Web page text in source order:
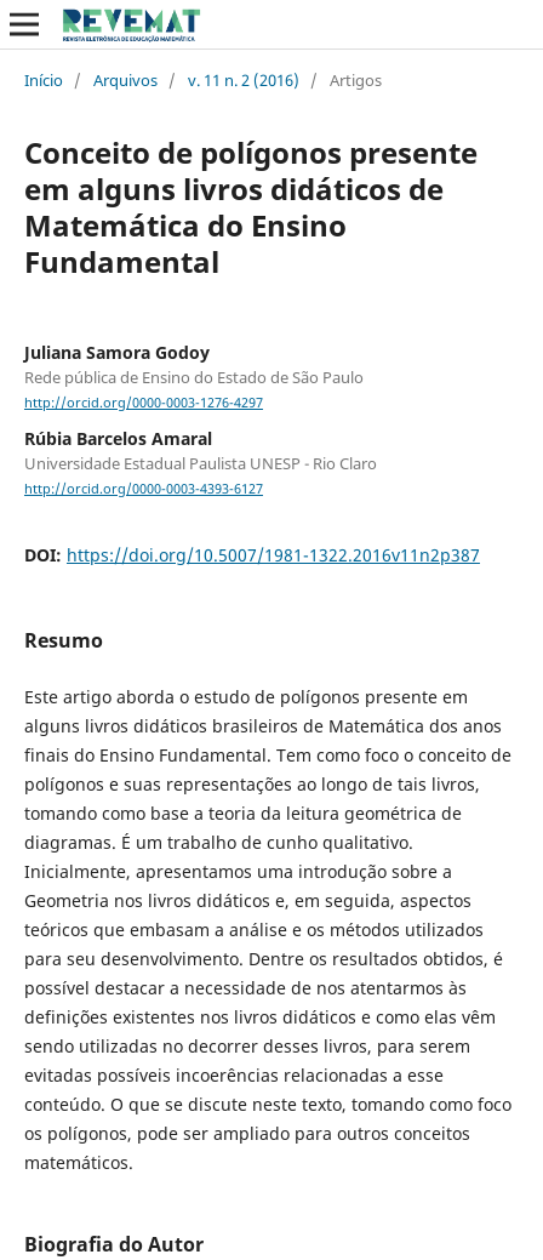
Início / Arquivos / v. 11 n. 2 (2016) / Artigos
Conceito de polígonos presente
em alguns livros didáticos de
Matemática do Ensino
Fundamental
Juliana Samora Godoy
Rede pública de Ensino do Estado de São Paulo
http://orcid.org/0000-0003-1276-4297
Rúbia Barcelos Amaral
Universidade Estadual Paulista UNESP - Rio Claro
http://orcid.org/0000-0003-4393-6127
DOI: https://doi.org/10.5007/1981-1322.2016v11n2p387
Resumo
Este artigo aborda o estudo de polígonos presente em
alguns livros didáticos brasileiros de Matemática dos anos
finais do Ensino Fundamental. Tem como foco o conceito de
polígonos e suas representações ao longo de tais livros,
tomando como base a teoria da leitura geométrica de
diagramas. É um trabalho de cunho qualitativo.
Inicialmente, apresentamos uma introdução sobre a
Geometria nos livros didáticos e, em seguida, aspectos
teóricos que embasam a análise e os métodos utilizados
para seu desenvolvimento. Dentre os resultados obtidos, é
possível destacar a necessidade de nos atentarmos às
definições existentes nos livros didáticos e como elas vêm
sendo utilizadas no decorrer desses livros, para serem
evitadas possíveis incoerências relacionadas a esse
conteúdo. O que se discute neste texto, tomando como foco
os polígonos, pode ser ampliado para outros conceitos
matemáticos.
Biografia do Autor